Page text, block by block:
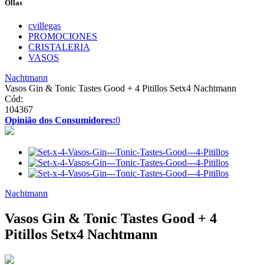
Ollas
cvillegas
PROMOCIONES
CRISTALERIA
VASOS
Nachtmann
Vasos Gin & Tonic Tastes Good + 4 Pitillos Setx4 Nachtmann
Cód:
104367
Opinião dos Consumidores:0
Nachtmann
Vasos Gin & Tonic Tastes Good + 4
Pitillos Setx4 Nachtmann